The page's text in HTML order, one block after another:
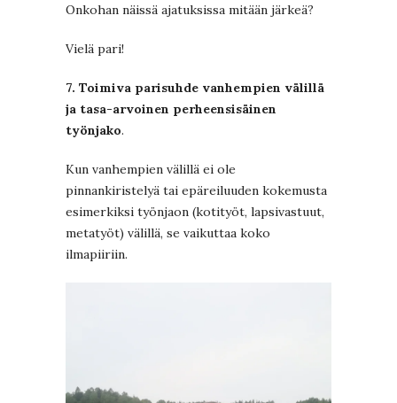
Onkohan näissä ajatuksissa mitään järkeä?
Vielä pari!
7. Toimiva parisuhde vanhempien välillä
ja tasa-arvoinen perheensisäinen
työnjako.
Kun vanhempien välillä ei ole
pinnankiristelyä tai epäreiluuden kokemusta
esimerkiksi työnjaon (kotityöt, lapsivastuut,
metatyöt) välillä, se vaikuttaa koko
ilmapiiriin.